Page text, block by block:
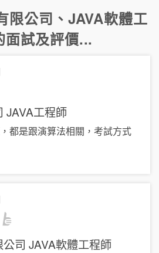
限公司 、 JAVA軟體工
面試及評價...
JAVA工程師
都是跟演算法相關，考試方式
司 JAVA軟體工程師